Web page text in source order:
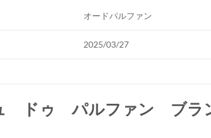
オードパルファン
2025/03/27
ドゥ パルファン ブラ